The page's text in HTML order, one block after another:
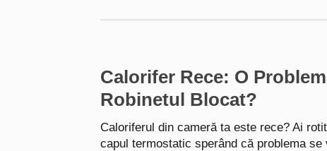
Calorifer Rece: O
Robinetul Blocat?
Caloriferul din cameră ta este rece? Ai
capul termostatic sperând că problema se